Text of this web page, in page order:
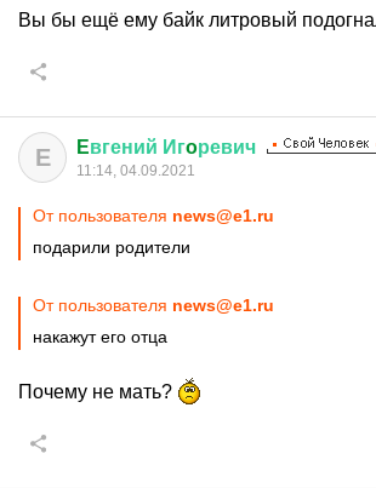
Вы бы ещё ему байк литровый
E Eвгений Игoревич
11:14, 04.09.2021
От пользователя news@e1.ru
подарили родители
От пользователя news@e1.ru
накажут его отца
Почему не мать?